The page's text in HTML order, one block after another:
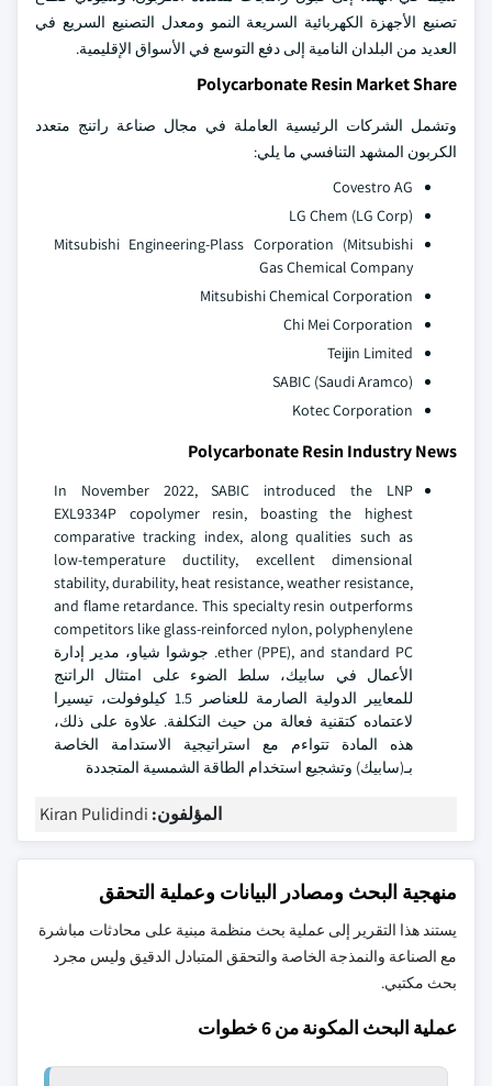
تصنيع الأجهزة الكهربائية السريعة النمو ومعدل التصنيع السريع في
العديد من البلدان النامية إلى دفع التوسع في الأسواق الإقليمية.
Polycarbonate Resin Market Share
وتشمل الشركات الرئيسية العاملة في مجال صناعة راتنج متعدد
الكربون المشهد التنافسي ما يلي:
Covestro AG
LG Chem (LG Corp)
Mitsubishi Engineering-Plass Corporation (Mitsubishi
Gas Chemical Company
Mitsubishi Chemical Corporation
Chi Mei Corporation
Teijin Limited
SABIC (Saudi Aramco)
Kotec Corporation
Polycarbonate Resin Industry News
In November 2022, SABIC introduced the LNP
EXL9334P copolymer resin, boasting the highest
comparative tracking index, along qualities such as
low-temperature ductility, excellent dimensional
stability, durability, heat resistance, weather resistance,
and flame retardance. This specialty resin outperforms
competitors like glass-reinforced nylon, polyphenylene
ether (PPE), and standard PC. جوشوا شياو، مدير إدارة
الأعمال في سابيك، سلط الضوء على امتثال الراتنج
للمعايير الدولية الصارمة للعناصر 1.5 كيلوفولت، تيسيرا
لاعتماده كتقنية فعالة من حيث التكلفة. علاوة على ذلك،
هذه المادة تتواءم مع استراتيجية الاستدامة الخاصة
بـ(سابيك) وتشجيع استخدام الطاقة الشمسية المتجددة
المؤلفون: Kiran Pulidindi
منهجية البحث ومصادر البيانات وعملية التحقق
يستند هذا التقرير إلى عملية بحث منظمة مبنية على محادثات مباشرة
مع الصناعة والنمذجة الخاصة والتحقق المتبادل الدقيق وليس مجرد
بحث مكتبي.
عملية البحث المكونة من 6 خطوات